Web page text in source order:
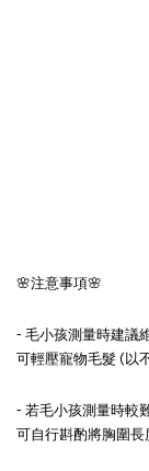
🌸注意事項🌸
- 毛小孩測量時建議
可輕壓寵物毛髮 (以
- 若毛小孩測量時較
可自行斟酌將胸圍